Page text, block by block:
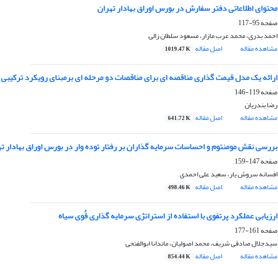
محتوای اطلاعاتی دفتر سفارش در بورس اوراق بهادار تهران
صفحه95-117
احمد بدری، محمد عرب مازار، مسعود سلطان زالی
مشاهده مقاله
اصل مقاله 1019.47 K
ارائه یک مدل قیمت گذاری مناقصه ای برای مناقصات دو مرحله ای برمبنای رویکرد ترکیبی
صفحه119-146
رضا بندریان
مشاهده مقاله
اصل مقاله 641.72 K
بررسی نقش مومنتوم و احساسات سرمایه گذاران بر رفتار توده وار در بورس اوراق بهادار
صفحه147-159
افسانه سروش یار، سعید علی احمدی
مشاهده مقاله
اصل مقاله 498.46 K
ارزیابی عملکرد پرتفوی با استفاده از استراتژی سرمایه گذاری قُوی سیاه
صفحه161-177
سیدجلال صادقی شریف، محمد اصولیان، ماندانا ابوالفتحی
مشاهده مقاله
اصل مقاله 854.44 K